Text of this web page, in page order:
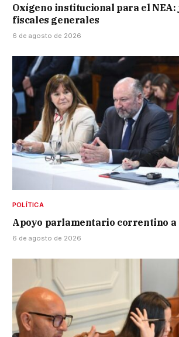
Oxígeno institucional para el
fiscales generales
6 de agosto de 2026
POLÍTICA
Apoyo parlamentario correntino
6 de agosto de 2026